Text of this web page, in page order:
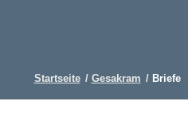
Startseite / Gesakram / Briefe